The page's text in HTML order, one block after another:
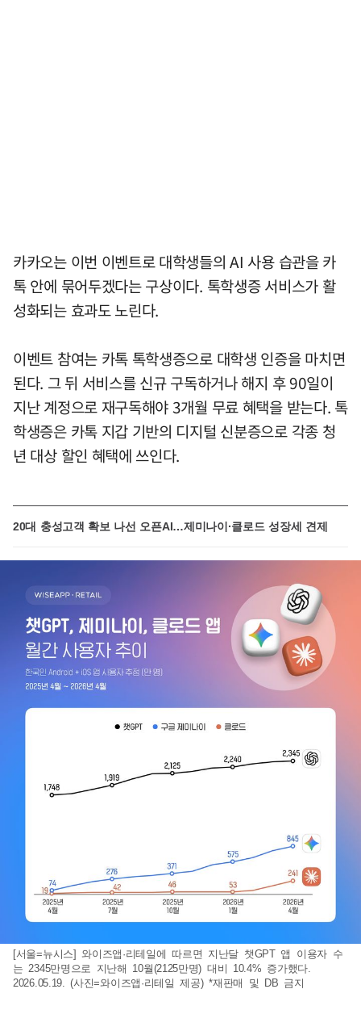
카카오는 이번 이벤트로 대학생들의 AI 사용 습관을 카
톡 안에 묶어두겠다는 구상이다. 톡학생증 서비스가 활
성화되는 효과도 노린다.
이벤트 참여는 카톡 톡학생증으로 대학생 인증을 마치면
된다. 그 뒤 서비스를 신규 구독하거나 해지 후 90일이
지난 계정으로 재구독해야 3개월 무료 혜택을 받는다. 톡
학생증은 카톡 지갑 기반의 디지털 신분증으로 각종 청
년 대상 할인 혜택에 쓰인다.
20대 충성고객 확보 나선 오픈AI…제미나이·클로드 성장세 견제
[서울=뉴시스] 와이즈앱·리테일에 따르면 지난달 챗GPT 앱 이용자 수
는 2345만명으로 지난해 10월(2125만명) 대비 10.4% 증가했다.
2026.05.19. (사진=와이즈앱·리테일 제공) *재판매 및 DB 금지